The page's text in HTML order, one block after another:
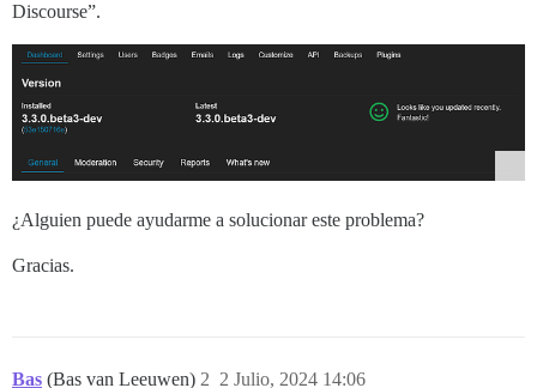
Discourse”.
¿Alguien puede ayudarme a solucionar este problema?
Gracias.
Bas (Bas van Leeuwen) 2 Julio, 2024 14:06
2